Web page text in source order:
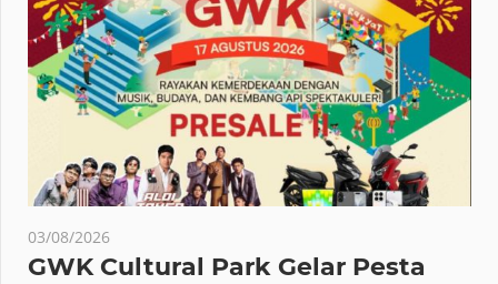
03/08/2026
GWK Cultural Park Gelar Pesta